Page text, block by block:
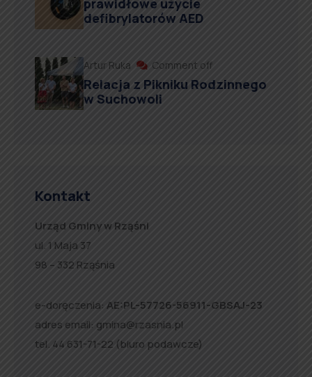
prawidłowe użycie
defibrylatorów AED
Artur Ruka Comment off
Relacja z Pikniku Rodzinnego
w Suchowoli
Kontakt
Urząd Gminy w Rząśni
ul. 1 Maja 37
98 – 332 Rząśnia
e-doręczenia: AE:PL-57726-56911-GBSAJ-23
adres email: gmina@rzasnia.pl
tel. 44 631-71-22 (biuro podawcze)